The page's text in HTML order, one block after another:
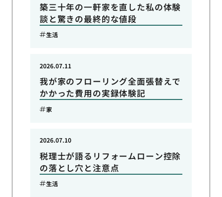
築三十年の一軒家を直した私の体験
談と驚きの最終的な値段
生活
我が家のフローリング全面張替えで
かかった費用の実録体験記
2026.07.11
家
税理士が語るリフォームローン控除
の落とし穴と注意点
2026.07.10
生活